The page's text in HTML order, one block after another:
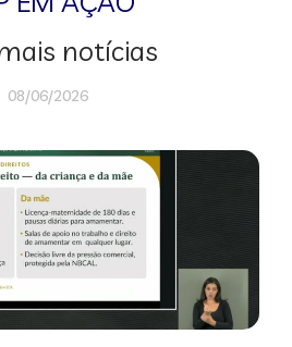
notícias
08/06/2026